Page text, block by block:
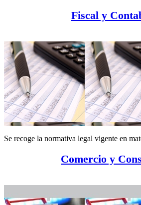
Fiscal y
Se recoge la normativa legal vigente en
Comercio y